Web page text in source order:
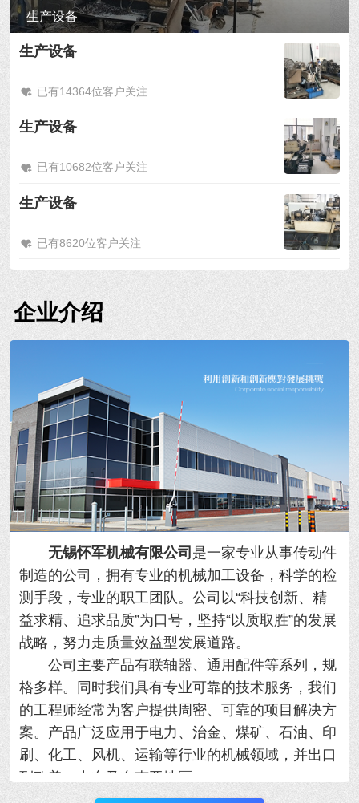
生产设备
生产设备
已有14364位客户关注
生产设备
已有10682位客户关注
生产设备
已有8620位客户关注
企业介绍
无锡怀军机械有限公司 是一家专业从事传动件
制造的公司，拥有专业的机械加工设备，科学的检
测手段，专业的职工团队。公司以“科技创新、精
益求精、追求品质”为口号，坚持“以质取胜”的发展
战略，努力走质量效益型发展道路。
公司主要产品有联轴器、通用配件等系列，规
格多样。同时我们具有专业可靠的技术服务，我们
的工程师经常为客户提供周密、可靠的项目解决方
案。产品广泛应用于电力、治金、煤矿、石油、印
刷、化工、风机、运输等行业的机械领域，并出口
到欧美、中东及东南亚地区。
我公司优势：规模大、产品全、质量好、工期